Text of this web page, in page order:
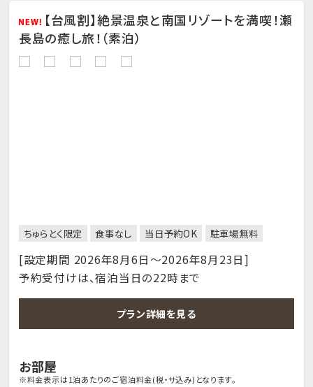
【台風割】絶景温泉と南国リゾートを満喫！瀬
長島の癒し旅！（素泊）
ちゅらとく限定 食事なし 当日予約OK 駐車場無料
[設定期間 2026年8月6日～2026年8月23日]
予約受付けは、宿泊当日の22時まで
プラン詳細を見る
お部屋
※料金表示は1泊あたりのご宿泊料金(税・サ込み)となります。